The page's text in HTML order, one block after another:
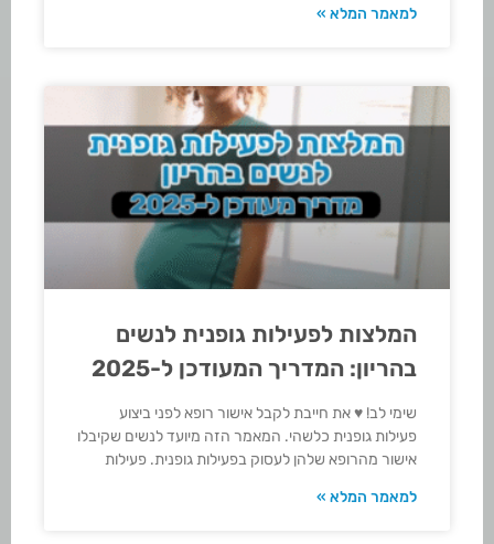
למאמר המלא »
המלצות לפעילות גופנית לנשים
בהריון: המדריך המעודכן ל-2025
שימי לב! ♥ את חייבת לקבל אישור רופא לפני ביצוע
פעילות גופנית כלשהי. המאמר הזה מיועד לנשים שקיבלו
אישור מהרופא שלהן לעסוק בפעילות גופנית. פעילות
למאמר המלא »